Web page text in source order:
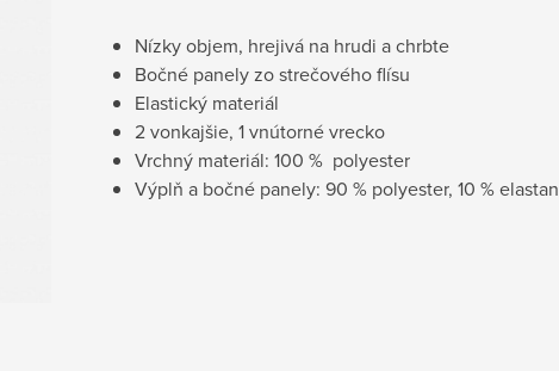
Nízky objem, hrejivá na hrudi a chrbte
Bočné panely zo strečového flísu
Elastický materiál
2 vonkajšie, 1 vnútorné vrecko
Vrchný materiál: 100 % polyester
Výplň a bočné panely: 90 % polyester, 10 % elastan